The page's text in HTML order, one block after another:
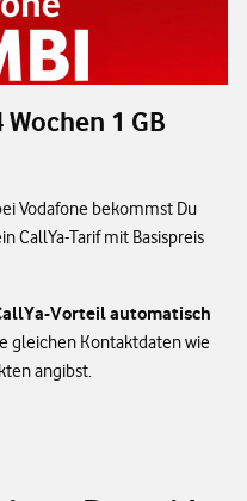
1 GB
Vodafone bekommst Du
CallYa-Tarif mit Basispreis
Vorteil automatisch
gleichen Kontaktdaten wie
angibst.